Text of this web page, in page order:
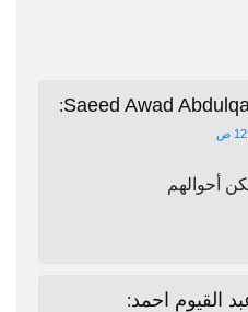
Saeed Awad
:
أحوالهم
القيوم احمد: